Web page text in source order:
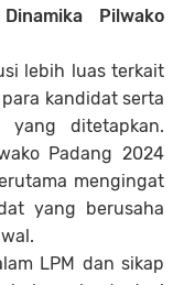
Pilwako
lebih luas terkait
kandidat serta
ditetapkan.
Padang 2024
mengingat
yang berusaha
LPM dan sikap